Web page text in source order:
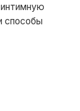
интимную
способы